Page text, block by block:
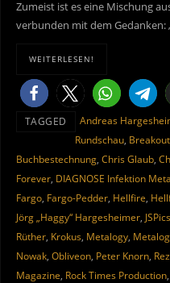
Zumeist ist es eine Mischung
verbunden mit dem Gedanken:
WEITERLESEN!
TAGGED Andreas
Rundschau, Breakout
Buchbestechnung, Chris Glaub,
Forever, DIAGNOSE Infektion
Fargo, Fargo-Pedder, Hellfire,
Jörg „Haggy“ Hargesheimer, JSPics
Rüther, Krokus, Metalogy,
Nowak, Obliveon, Peter Knorn,
Magazine, Rock Times Production,